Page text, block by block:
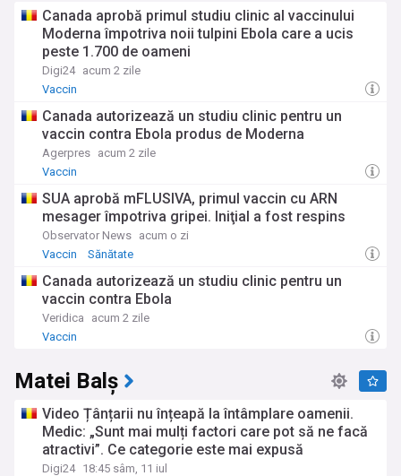
Canada aprobă primul studiu clinic al vaccinului
Moderna împotriva noii tulpini Ebola care a ucis
peste 1.700 de oameni
Digi24 acum 2 zile
Vaccin
Canada autorizează un studiu clinic pentru un
vaccin contra Ebola produs de Moderna
Agerpres acum 2 zile
Vaccin
SUA aprobă mFLUSIVA, primul vaccin cu ARN
mesager împotriva gripei. Iniţial a fost respins
Observator News acum o zi
Vaccin
Sănătate
Canada autorizează un studiu clinic pentru un
vaccin contra Ebola
Veridica
acum 2 zile
Vaccin
Matei Balș
Video Țânțarii nu înțeapă la întâmplare oamenii.
Medic: „Sunt mai mulți factori care pot să ne facă
atractivi”. Ce categorie este mai expusă
Digi24 18:45 sâm, 11 iul